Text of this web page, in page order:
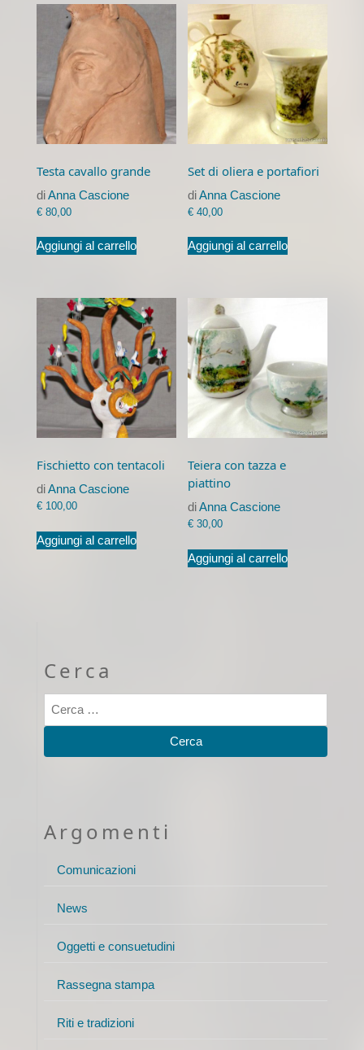
Testa cavallo grande
diAnna Cascione
€80,00
Aggiungi al carrello
Set di oliera e portafiori
diAnna Cascione
€ 40,00
Aggiungi al carrello
Fischietto con tentacoli
diAnna Cascione
€100,00
Aggiungi al carrello
Teiera con tazza e
piattino
diAnna Cascione
€ 30,00
Aggiungi al carrello
Cerca
Argomenti
Comunicazioni
News
Oggetti e consuetudini
Rassegna stampa
Riti e tradizioni